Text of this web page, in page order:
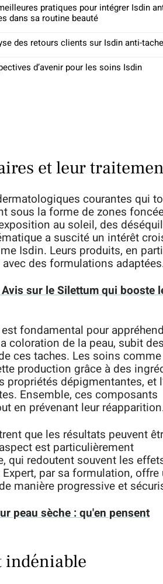
pratiques pour intégrer Isdin
dans sa routine beauté
des retours clients sur Isdin anti-
d’avenir pour les soins Isdin
et leur
courantes qui
sous la forme de zones
au soleil, des
a suscité un intérêt
Isdin. Leurs produits, en
des formulations
sur le Silettum qui booste
fondamental pour
coloration de la peau, subit des
ces taches. Les soins
production grâce à des
dépigmentantes, et
Ensemble, ces composants
en prévenant leur
que les résultats peuvent
est particulièrement
qui redoutent souvent les
par sa formulation, offre
manière progressive et
peau sèche : qu'en pensent
indéniable